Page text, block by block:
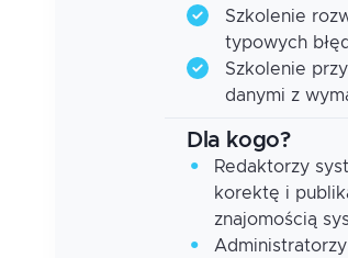
Szkolenie
typowych
Szkolenie
danymi z
Dla kogo?
Redaktorzy
korektę i
znajomością
Administratorzy